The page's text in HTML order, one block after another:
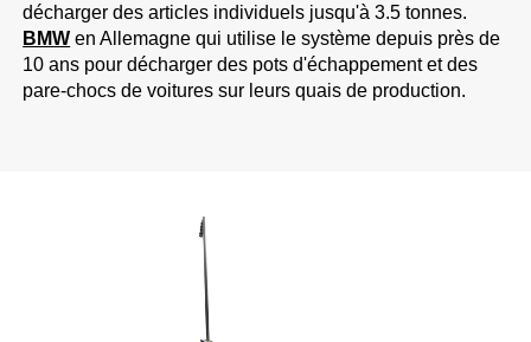
décharger des articles individuels jusqu'à 3.5 tonnes.
BMW en Allemagne qui utilise le système depuis près de
10 ans pour décharger des pots d'échappement et des
pare-chocs de voitures sur leurs quais de production.